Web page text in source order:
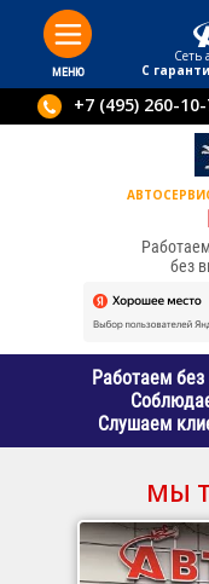
МЕНЮ
Сеть
С
+7 (495) 260-
без
Работаем без
Слушаем
МЫ